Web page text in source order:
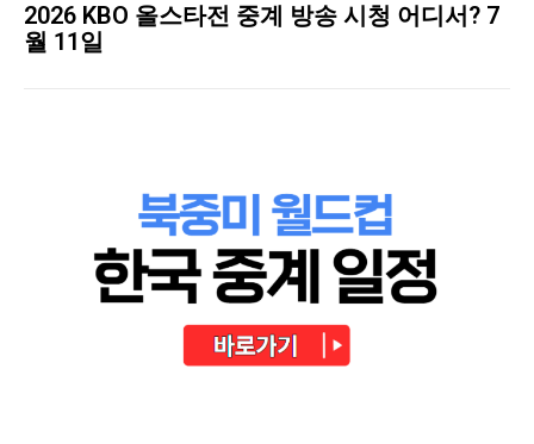
2026 KBO 올스타전 중계 방송 시청 어디서? 7
월 11일